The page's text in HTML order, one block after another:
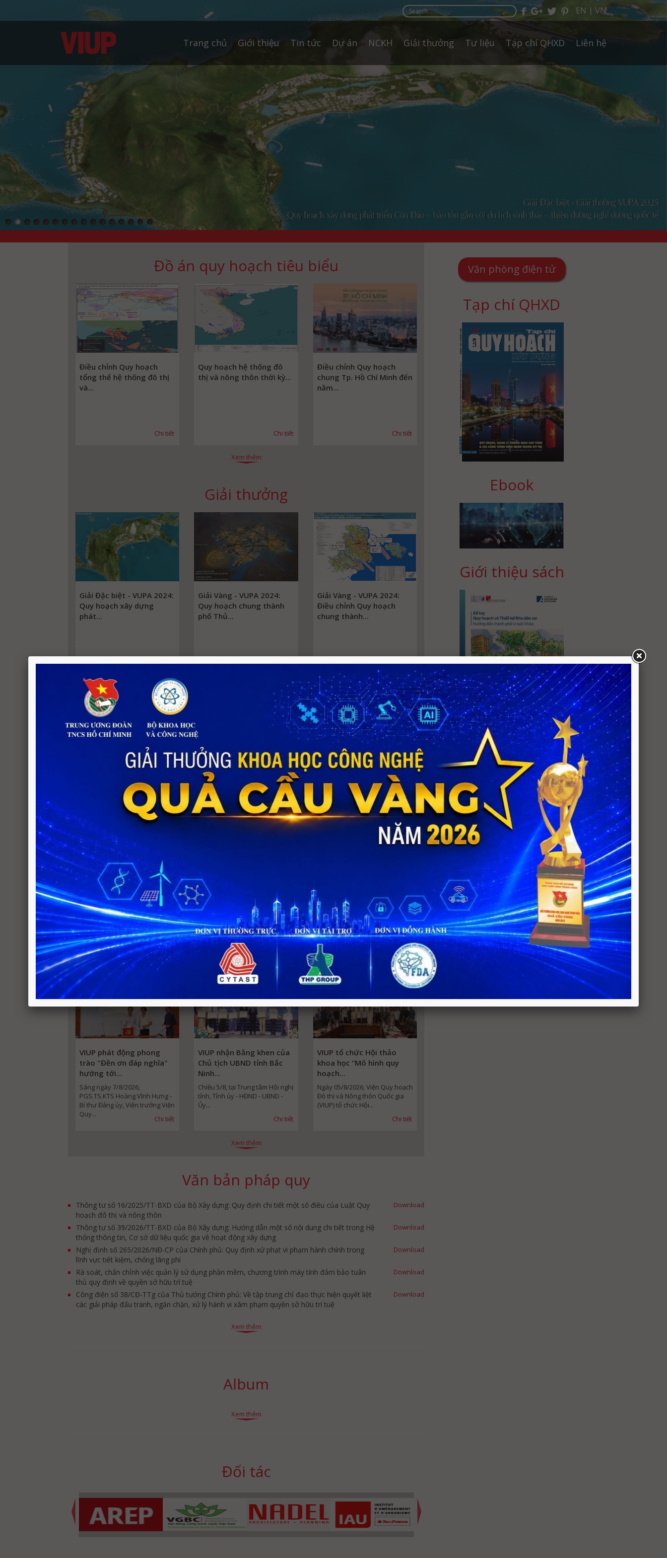
EN | VN
Trang chủ Giới thiệu Tin tức Dự án NCKH Giải thưởng Tư liệu Tạp chí QHXD Liên hệ
Đồ án quy hoạch tiêu biểu
Điều chỉnh Quy hoạch
tổng thể hệ thống đô thị
và...
Chi tiết
Quy hoạch hệ thống đô
thị và nông thôn thời kỳ...
Chi tiết
Điều chỉnh Quy hoạch
chung Tp. Hồ Chí Minh đến
năm...
Chi tiết
Xem thêm
Giải thưởng
Giải Đặc biệt - VUPA 2024:
Quy hoạch xây dựng
phát...
Chi tiết
Giải Vàng - VUPA 2024:
Quy hoạch chung thành
phố Thủ...
Chi tiết
Giải Vàng - VUPA 2024:
Điều chỉnh Quy hoạch
chung thành...
Chi tiết
Nghiên cứu khoa học
Nghị định thư Việt Nam -
CuBa: Giải pháp quy
hoạch...
Chi tiết
Nghiên cứu, đề xuất mô
hình và giải pháp quản lý...
Nghiên cứu đề xuất giải
pháp quy hoạch mạng
Xem thêm
Tin VIUP
VIUP phát động phong
trào "Đền ơn đáp nghĩa"
hướng tới...
Sáng ngày 7/8/2026,
PGS.TS.KTS Hoàng Vĩnh Hưng -
Bí thư Đảng ủy, Viện trưởng Viện
Quy...
Chi tiết
VIUP nhận Bằng khen của
Chủ tịch UBND tỉnh Bắc
Ninh...
Chiều 5/8, tại Trung tâm Hội nghị
tỉnh, Tỉnh ủy - HĐND - UBND -
Ủy...
Chi tiết
VIUP tổ chức Hội thảo
khoa học “Mô hình quy
hoạch...
Ngày 05/8/2026, Viện Quy hoạch
Đô thị và Nông thôn Quốc gia
(VIUP) tổ chức Hội...
Chi tiết
Xem thêm
Văn bản pháp quy
Thông tư số 16/2025/TT-BXD của Bộ Xây dựng: Quy định chi tiết một số điều của Luật Quy
hoạch đô thị và nông thôn
Download
Thông tư số 39/2026/TT-BXD của Bộ Xây dựng: Hướng dẫn một số nội dung chi tiết trong Hệ
thống thông tin, Cơ sở dữ liệu quốc gia về hoạt động xây dựng
Download
Nghị định số 265/2026/NĐ-CP của Chính phủ: Quy định xử phạt vi phạm hành chính trong
lĩnh vực tiết kiệm, chống lãng phí
Download
Rà soát, chấn chỉnh việc quản lý sử dụng phần mềm, chương trình máy tính đảm bảo tuân
thủ quy định về quyền sở hữu trí tuệ
Download
Công điện số 38/CĐ-TTg của Thủ tướng Chính phủ: Về tập trung chỉ đạo thực hiện quyết liệt
các giải pháp đấu tranh, ngăn chặn, xử lý hành vi xâm phạm quyền sở hữu trí tuệ
Download
Xem thêm
Album
Xem thêm
Đối tác
Văn phòng điện tử
Tạp chí QHXD
Ebook
Giới thiệu sách
Liên kết website
Viện quy hoạch đô thị và nông thôn Quốc Gia
Video